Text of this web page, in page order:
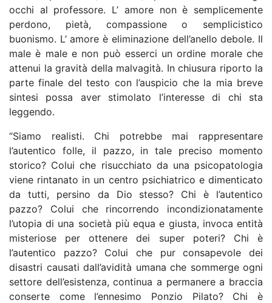
occhi al professore. L’ amore non è semplicemente
perdono, pietà, compassione o semplicistico
buonismo. L’ amore è eliminazione dell’anello debole. Il
male è male e non può esserci un ordine morale che
attenui la gravità della malvagità. In chiusura riporto la
parte finale del testo con l’auspicio che la mia breve
sintesi possa aver stimolato l’interesse di chi sta
leggendo.
“Siamo realisti. Chi potrebbe mai rappresentare
l’autentico folle, il pazzo, in tale preciso momento
storico? Colui che risucchiato da una psicopatologia
viene rintanato in un centro psichiatrico e dimenticato
da tutti, persino da Dio stesso? Chi è l’autentico
pazzo? Colui che rincorrendo incondizionatamente
l’utopia di una società più equa e giusta, invoca entità
misteriose per ottenere dei super poteri? Chi è
l’autentico pazzo? Colui che pur consapevole dei
disastri causati dall’avidità umana che sommerge ogni
settore dell’esistenza, continua a permanere a braccia
conserte come l’ennesimo Ponzio Pilato? Chi è